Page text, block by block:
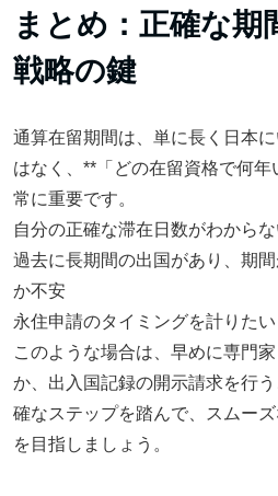
まとめ：正確な期
戦略の鍵
通算在留期間は、単に長く日本
はなく、**「どの在留資格で何
常に重要です。
自分の正確な滞在日数がわからな
過去に長期間の出国があり、期
か不安
永住申請のタイミングを計りたい
このような場合は、早めに専門
か、出入国記録の開示請求を行
確なステップを踏んで、スムー
を目指しましょう。